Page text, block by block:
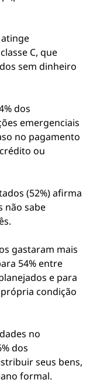
C, que
sem dinheiro
dos
emergenciais
no pagamento
ou
(52%) afirma
não sabe
gastaram mais
54% entre
e para
condição
no
dos
seus bens,
formal.